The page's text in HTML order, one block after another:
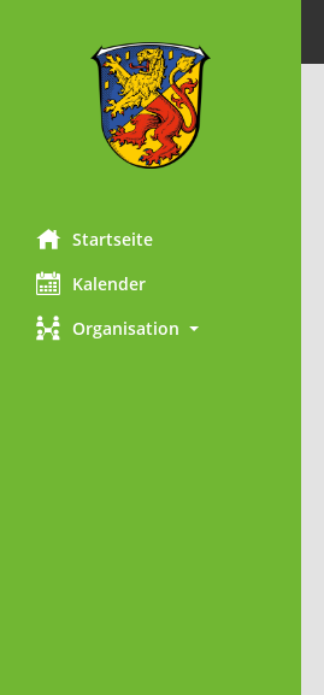
Startseite
Kalender
Organisation